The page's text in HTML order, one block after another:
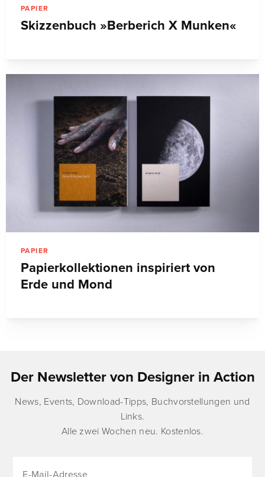
PAPIER
Skizzenbuch »Berberich X Munken«
PAPIER
Papierkollektionen inspiriert von
Erde und Mond
Der Newsletter von Designer in Action
News, Events, Download-Tipps, Buchvorstellungen und
Links.
Alle zwei Wochen neu. Kostenlos.